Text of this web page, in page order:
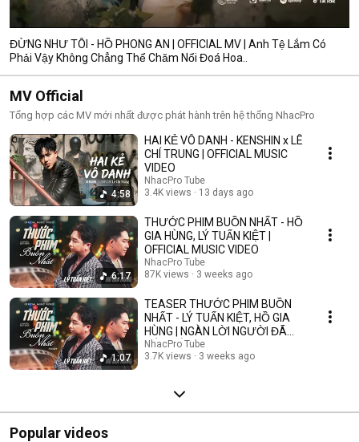
ĐỪNG NHƯ TÔI - HỒ PHONG AN | OFFICIAL MV | Anh Tệ Lắm Có
Phải Vậy Không Chẳng Thể Chăm Nổi Đoá Hoa..
MV Official
Tổng hợp các MV mới nhất được phát hành trên hệ thống NhacPro
4:58
HAI KẺ VÔ DANH - KENSHIN x LÊ
CHÍ TRUNG | OFFICIAL MUSIC
VIDEO
NhacPro Tube
3.4K views
13 days ago
6:17
THƯỚC PHIM BUỒN NHẤT - HỒ
GIA HÙNG, LÝ TUẤN KIỆT |
OFFICIAL MUSIC VIDEO
NhacPro Tube
87K views
3 weeks ago
1:07
TEASER THƯỚC PHIM BUỒN
NHẤT - LÝ TUẤN KIỆT, HỒ GIA
HÙNG | NGÀN LỜI NGƯỜI ĐÃ
NÓI KHÔNG SAI ....
NhacPro Tube
3.7K views
3 weeks ago
Popular videos